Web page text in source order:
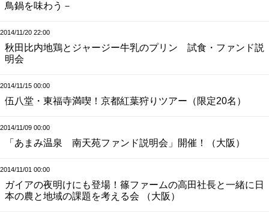
鳥鍋を味わう－
2014/11/20 22:00
秋田比内地鶏とジャージー牛乳のプリン 試食・ファンド説
明会
2014/11/15 00:00
伍八堂・東福寺満喫！京都紅葉狩りツアー（限定20名）
2014/11/09 00:00
「あまみ温泉 南天苑ファンド説明会」開催！（大阪）
2014/11/01 00:00
ガイアの夜明けにも登場！篠ファームの高田社長と一緒に日
本の農と地域の課題を考える会 （大阪）